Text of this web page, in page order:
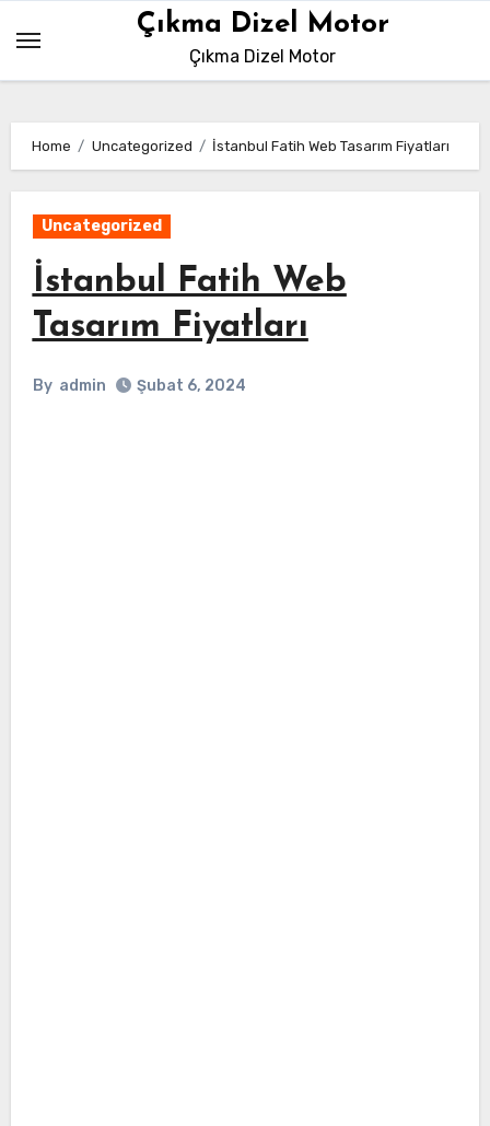
content
Çıkma Dizel Motor
Çıkma Dizel Motor
Home Uncategorized İstanbul Fatih Web Tasarım Fiyatları
Uncategorized
İstanbul Fatih Web
Tasarım Fiyatları
By admin Şubat 6, 2024